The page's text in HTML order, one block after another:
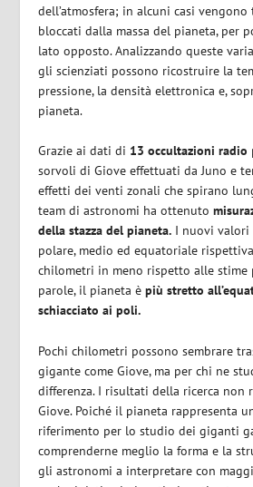
dell’atmosfera; in alcuni casi
bloccati dalla massa del pianeta, per
lato opposto. Analizzando queste
gli scienziati possono ricostruire la
pressione, la densità elettronica e,
pianeta.
Grazie ai dati di 13 occultazioni radio
sorvoli di Giove effettuati da Juno e
effetti dei venti zonali che spirano
team di astronomi ha ottenuto
della stazza del pianeta. I nuovi valori
polare, medio ed equatoriale
chilometri in meno rispetto alle stime
parole, il pianeta èpiù stretto
schiacciato ai poli.
Pochi chilometri possono sembrare
gigante come Giove, ma per chi ne
differenza. I risultati della ricerca non
Giove. Poiché il pianeta rappresenta
riferimento per lo studio dei giganti
comprenderne meglio la forma e la
gli astronomi a interpretare con